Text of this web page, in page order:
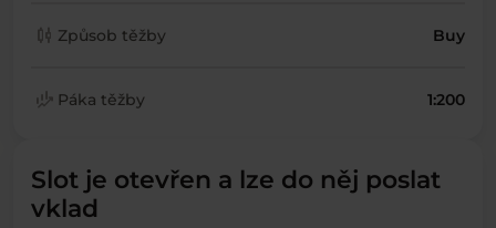
candlestick_chart Způsob těžby Buy
finance_mode Páka těžby 1:200
Slot je otevřen a lze do něj poslat
vklad